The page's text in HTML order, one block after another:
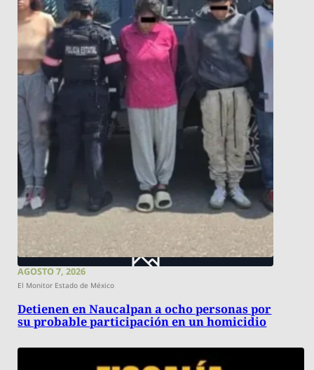
AGOSTO 7, 2026
El Monitor Estado de México
Detienen en Naucalpan a ocho personas por
su probable participación en un homicidio